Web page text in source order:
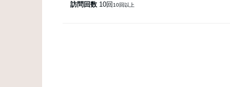
訪問回数 10回10回以上